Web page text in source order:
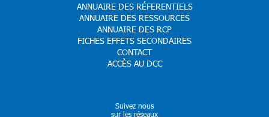
ANNUAIRE DES RÉFERENTIELS
ANNUAIRE DES RESSOURCES
ANNUAIRE DES RCP
FICHES EFFETS SECONDAIRES
CONTACT
ACCÈS AU DCC
Suivez nous
sur les réseaux